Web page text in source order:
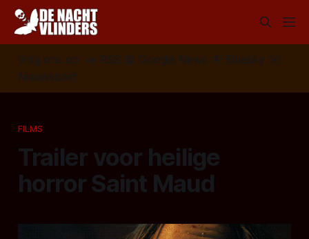
Volg ons op: 📣 RSS 📰 Google News 🦋 Bluesky
✉️
Nieuwsbrief
FILMS
Trailer voor heilige
horror Saint Maud